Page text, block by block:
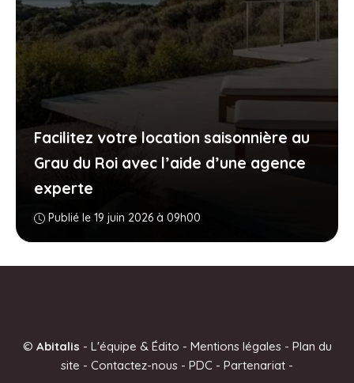
Facilitez votre location saisonnière au
Grau du Roi avec l’aide d’une agence
experte
Publié le 19 juin 2026 à 09h00
© Abitalis - L'équipe & Édito - Mentions légales- Plan du
site - Contactez-nous - PDC - Partenariat -